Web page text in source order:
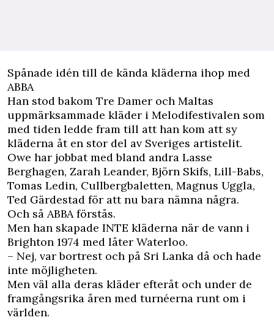
Spånade idén till de kända kläderna ihop med
ABBA
Han stod bakom Tre Damer och Maltas
uppmärksammade kläder i Melodifestivalen som
med tiden ledde fram till att han kom att sy
kläderna åt en stor del av Sveriges artistelit.
Owe har jobbat med bland andra Lasse
Berghagen, Zarah Leander, Björn Skifs, Lill-Babs,
Tomas Ledin, Cullbergbaletten, Magnus Uggla,
Ted Gärdestad för att nu bara nämna några.
Och så ABBA förstås.
Men han skapade INTE kläderna när de vann i
Brighton 1974 med låter Waterloo.
– Nej, var bortrest och på Sri Lanka då och hade
inte möjligheten.
Men väl alla deras kläder efteråt och under de
framgångsrika åren med turnéerna runt om i
världen.